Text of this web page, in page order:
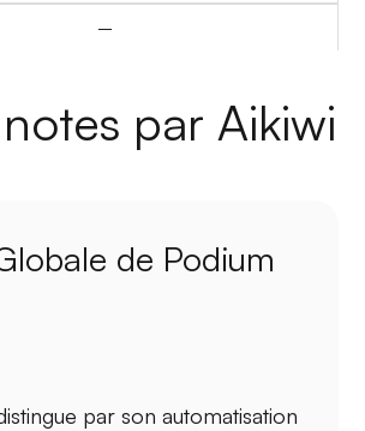
–
par Aikiwi
de Podium
par sonautomatisation